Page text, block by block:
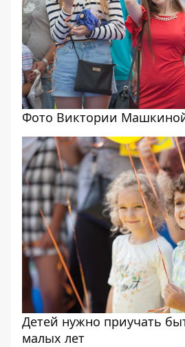
Фото Виктории
Детей нужно приучать
малых лет